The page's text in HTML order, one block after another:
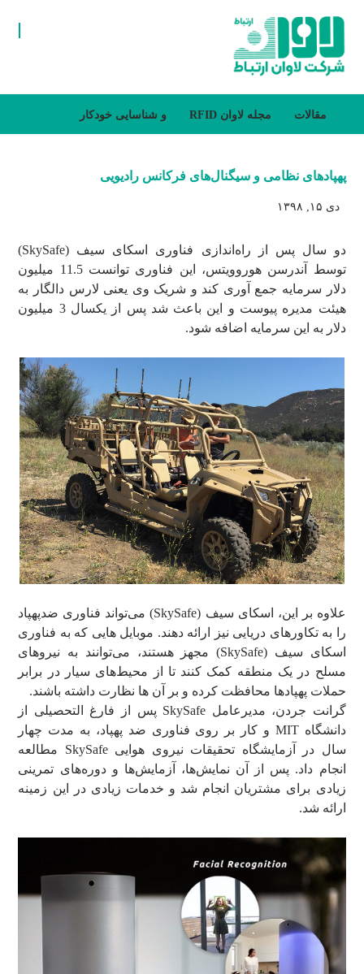
مقالات مجله لاوان RFID و شناسایی خودکار
پهپادهای نظامی و سیگنال‌های فرکانس رادیویی
دی ۱۵, ۱۳۹۸
دو سال پس از راه‌اندازی فناوری اسکای سیف (SkySafe)
توسط آندرسن هوروویتس، این فناوری توانست 11.5 میلیون
دلار سرمایه جمع آوری کند و شریک وی یعنی لارس دالگار به
هیئت مدیره پیوست و این باعث شد پس از یکسال 3 میلیون
دلار به این سرمایه اضافه شود.
علاوه بر این، اسکای سیف (SkySafe) می‌تواند فناوری ضدپهپاد
را به تکاورهای دریایی نیز ارائه دهند. موبایل ‌هایی که به فناوری
اسکای سیف (SkySafe) مجهز هستند، می‌توانند به نیروهای
مسلح در یک منطقه کمک کنند تا از محیط‌های سیار در برابر
حملات پهپادها محافظت کرده و بر آن ها نظارت داشته باشند.
گرانت جردن، مدیرعامل SkySafe پس از فارغ التحصیلی از
دانشگاه MIT و کار بر روی فناوری ضد پهپاد، به مدت چهار
سال در آزمایشگاه تحقیقات نیروی هوایی SkySafe مطالعه
انجام داد. پس از آن نمایش‌ها، آزمایش‌ها و دوره‌های تمرینی
زیادی برای مشتریان انجام شد و خدمات زیادی در این زمینه
ارائه شد.